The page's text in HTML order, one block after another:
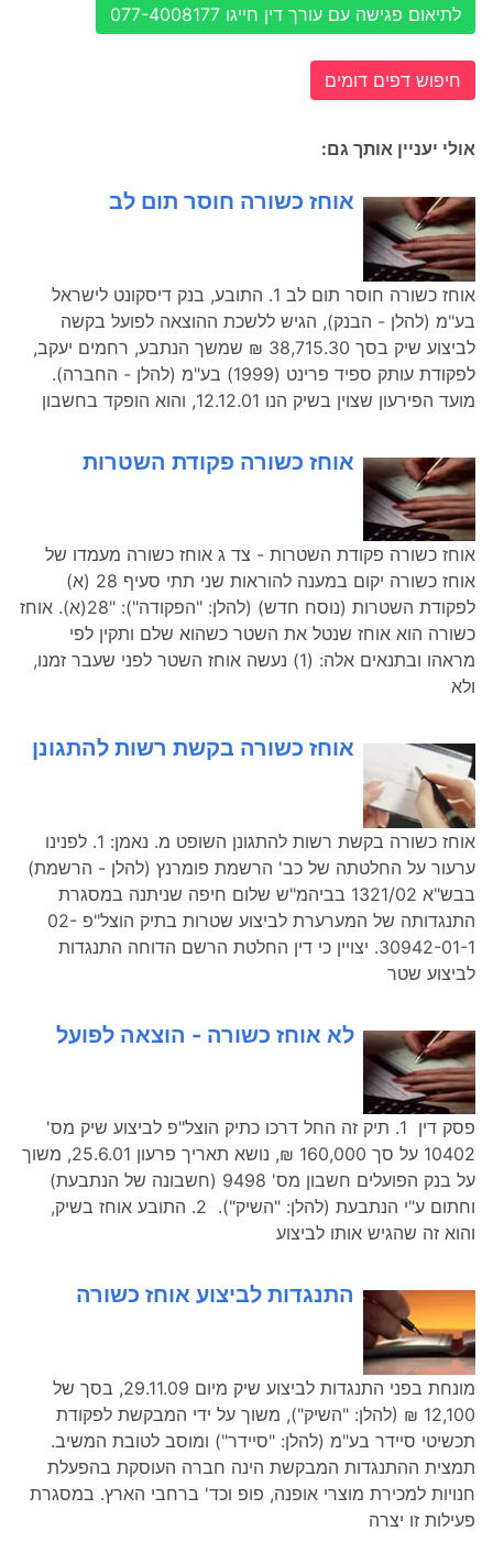
לתיאום פגישה עם עורך דין חייגו 077-4008177
חיפוש דפים דומים
אולי יעניין אותך גם:
אוחז כשורה חוסר תום לב
אוחז כשורה חוסר תום לב 1. התובע, בנק דיסקונט לישראל
בע"מ (להלן - הבנק), הגיש ללשכת ההוצאה לפועל בקשה
לביצוע שיק בסך 38,715.30 ₪ שמשך הנתבע, רחמים יעקב,
לפקודת עותק ספיד פרינט (1999) בע"מ (להלן - החברה).
מועד הפירעון שצוין בשיק הנו 12.12.01, והוא הופקד בחשבון
אוחז כשורה פקודת השטרות
אוחז כשורה פקודת השטרות - צד ג אוחז כשורה מעמדו של
אוחז כשורה יקום במענה להוראות שני תתי סעיף 28 (א)
לפקודת השטרות (נוסח חדש) (להלן: "הפקודה"): "28(א). אוחז
כשורה הוא אוחז שנטל את השטר כשהוא שלם ותקין לפי
מראהו ובתנאים אלה: (1) נעשה אוחז השטר לפני שעבר זמנו,
ולא
אוחז כשורה בקשת רשות להתגונן
אוחז כשורה בקשת רשות להתגונן השופט מ. נאמן: 1. לפנינו
ערעור על החלטתה של כב' הרשמת פומרנץ (להלן - הרשמת)
בבש"א 1321/02 בביהמ"ש שלום חיפה שניתנה במסגרת
התנגדותה של המערערת לביצוע שטרות בתיק הוצל"פ 02-
30942-01-1. יצויין כי דין החלטת הרשם הדוחה התנגדות
לביצוע שטר
לא אוחז כשורה - הוצאה לפועל
פסק דין 1. תיק זה החל דרכו כתיק הוצל"פ לביצוע שיק מס'
10402 על סך 160,000 ₪, נושא תאריך פרעון 25.6.01, משוך
על בנק הפועלים חשבון מס' 9498 (חשבונה של הנתבעת)
וחתום ע"י הנתבעת (להלן: "השיק"). 2. התובע אוחז בשיק,
והוא זה שהגיש אותו לביצוע
התנגדות לביצוע אוחז כשורה
מונחת בפני התנגדות לביצוע שיק מיום 29.11.09, בסך של
12,100 ₪ (להלן: "השיק"), משוך על ידי המבקשת לפקודת
תכשיטי סיידר בע"מ (להלן: "סיידר") ומוסב לטובת המשיב.
תמצית ההתנגדות המבקשת הינה חברה העוסקת בהפעלת
חנויות למכירת מוצרי אופנה, פופ וכד' ברחבי הארץ. במסגרת
פעילות זו יצרה